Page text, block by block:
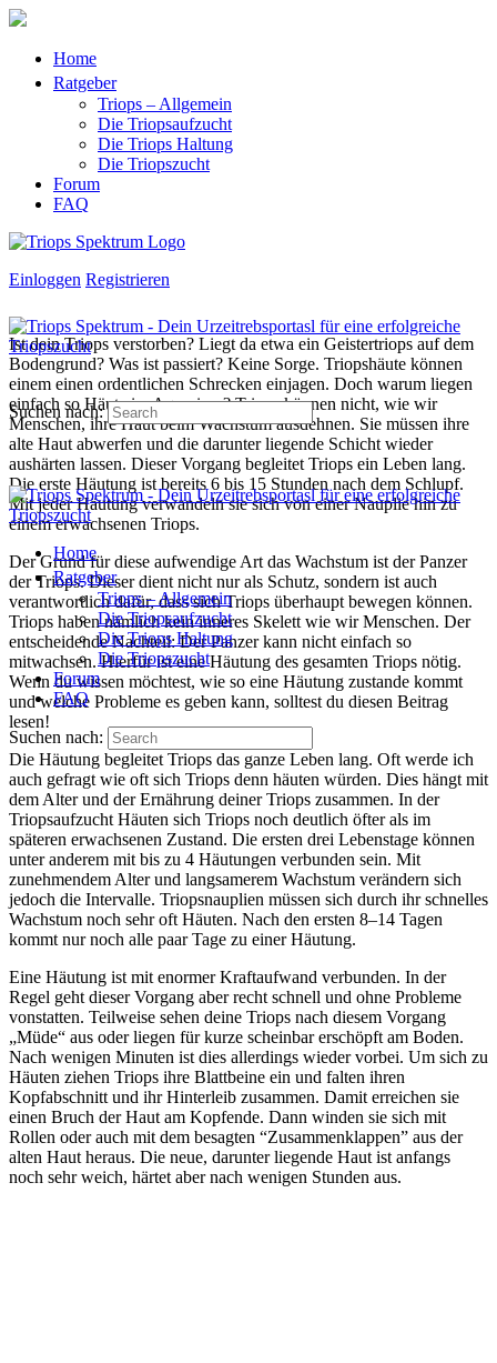
Home
Ratgeber
Triops – Allgemein
Die Triopsaufzucht
Die Triops Haltung
Die Triopszucht
Forum
FAQ
Einloggen Registrieren
Suchen nach:
Home
Ratgeber
Triops – Allgemein
Die Triopsaufzucht
Die Triops Haltung
Die Triopszucht
Forum
FAQ
Suchen nach:
Ist dein Triops verstorben? Liegt da etwa ein Geistertriops auf dem
Bodengrund? Was ist passiert? Keine Sorge. Triopshäute können
einem einen ordentlichen Schrecken einjagen. Doch warum liegen
einfach so Häute im Aquarium? Triops können nicht, wie wir
Menschen, ihre Haut beim Wachstum ausdehnen. Sie müssen ihre
alte Haut abwerfen und die darunter liegende Schicht wieder
aushärten lassen. Dieser Vorgang begleitet Triops ein Leben lang.
Die erste Häutung ist bereits 6 bis 15 Stunden nach dem Schlupf.
Mit jeder Häutung verwandeln sie sich von einer Nauplie hin zu
einem erwachsenen Triops.
Der Grund für diese aufwendige Art das Wachstum ist der Panzer
der Triops. Dieser dient nicht nur als Schutz, sondern ist auch
verantwortlich dafür, dass sich Triops überhaupt bewegen können.
Triops haben nämlich kein inneres Skelett wie wir Menschen. Der
entscheidende Nachteil: Der Panzer kann nicht einfach so
mitwachsen. Hierfür ist eine Häutung des gesamten Triops nötig.
Wenn du wissen möchtest, wie so eine Häutung zustande kommt
und welche Probleme es geben kann, solltest du diesen Beitrag
lesen!
Die Häutung begleitet Triops das ganze Leben lang. Oft werde ich
auch gefragt wie oft sich Triops denn häuten würden. Dies hängt mit
dem Alter und der Ernährung deiner Triops zusammen. In der
Triopsaufzucht Häuten sich Triops noch deutlich öfter als im
späteren erwachsenen Zustand. Die ersten drei Lebenstage können
unter anderem mit bis zu 4 Häutungen verbunden sein. Mit
zunehmendem Alter und langsamerem Wachstum verändern sich
jedoch die Intervalle. Triopsnauplien müssen sich durch ihr schnelles
Wachstum noch sehr oft Häuten. Nach den ersten 8–14 Tagen
kommt nur noch alle paar Tage zu einer Häutung.
Eine Häutung ist mit enormer Kraftaufwand verbunden. In der
Regel geht dieser Vorgang aber recht schnell und ohne Probleme
vonstatten. Teilweise sehen deine Triops nach diesem Vorgang
„Müde“ aus oder liegen für kurze scheinbar erschöpft am Boden.
Nach wenigen Minuten ist dies allerdings wieder vorbei. Um sich zu
Häuten ziehen Triops ihre Blattbeine ein und falten ihren
Kopfabschnitt und ihr Hinterleib zusammen. Damit erreichen sie
einen Bruch der Haut am Kopfende. Dann winden sie sich mit
Rollen oder auch mit dem besagten “Zusammenklappen” aus der
alten Haut heraus. Die neue, darunter liegende Haut ist anfangs
noch sehr weich, härtet aber nach wenigen Stunden aus.